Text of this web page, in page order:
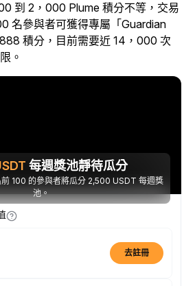
到 2，000 Plume 積分不等，交易
名參與者可獲得專屬「Guardian
積分，目前需要近 14，000 次
。
每週獎池靜待瓜分
100 的參與者將瓜分 2,500 USDT 每週獎
池。
去註冊